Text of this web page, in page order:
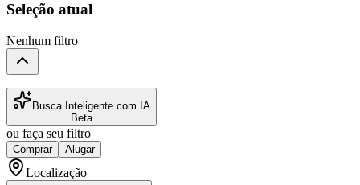
Seleção atual
Nenhum filtro
Busca Inteligente com IA
Beta
ou faça seu filtro
Comprar Alugar
Localização